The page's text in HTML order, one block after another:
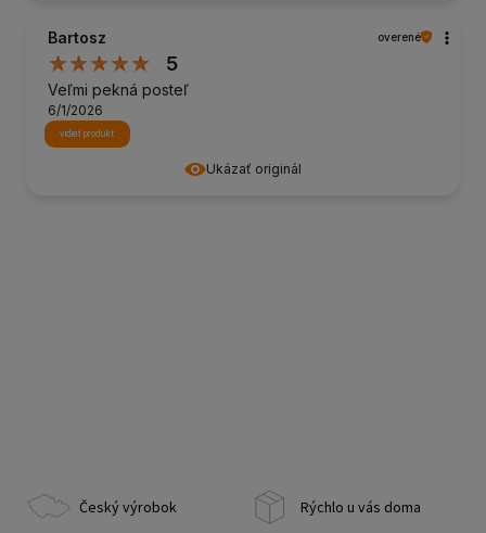
Ukázať originál
Bartosz overené
5
Veľmi pekná posteľ
6/1/2026
vidieť produkt
Český výrobok Rýchlo u vás doma